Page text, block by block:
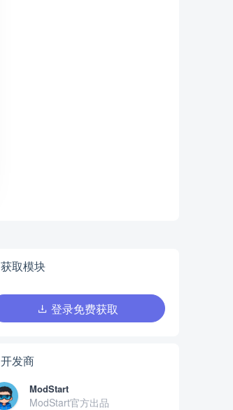
获取模块
登录免费获取
开发商
ModStart
ModStart官方出品